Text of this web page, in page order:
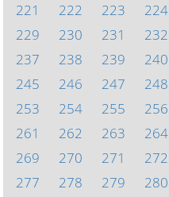
221
222 223 224
229
230 231 232
237
238 239 240
245
246 247 248
253
254 255 256
261
262 263 264
269
270 271 272
277
278 279 280